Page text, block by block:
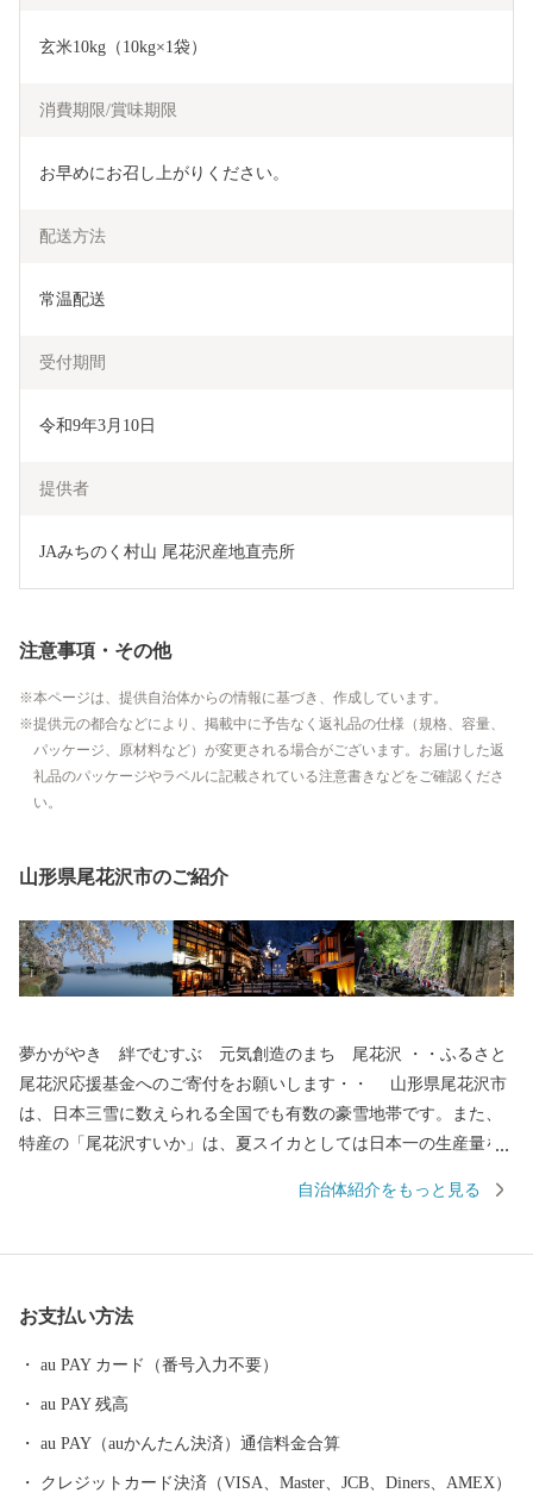
玄米10kg（10kg×1袋）
消費期限/賞味期限
お早めにお召し上がりください。
配送方法
常温配送
受付期間
令和9年3月10日
提供者
JAみちのく村山 尾花沢産地直売所
注意事項・その他
本ページは、提供自治体からの情報に基づき、作成しています。
提供元の都合などにより、掲載中に予告なく返礼品の仕様（規格、容量、
パッケージ、原材料など）が変更される場合がございます。お届けした返
礼品のパッケージやラベルに記載されている注意書きなどをご確認くださ
い。
山形県尾花沢市のご紹介
夢かがやき 絆でむすぶ 元気創造のまち 尾花沢 ・・ふるさと
尾花沢応援基金へのご寄付をお願いします・・ 山形県尾花沢市
は、日本三雪に数えられる全国でも有数の豪雪地帯です。また、
特産の「尾花沢すいか」は、夏スイカとしては日本一の生産量を
された徳良湖は、日本を代表する民謡「花笠音頭」の発祥地とな
然の中で暮らす市民の笑顔をいつまでも育むために、このたび
り、その財源をもとに、本市が将来像として掲げる「夢かがや
き 絆でむすぶ 元気創造のまち 尾花沢」を実現してまいりま
す。また、本市の返礼品を通じて全国の皆様に喜んでいただくと
自治体紹介をもっと見る
お支払い方法
au PAY カード（番号入力不要）
au PAY 残高
au PAY（auかんたん決済）通信料金合算
クレジットカード決済（VISA、Master、JCB、Diners、AMEX）